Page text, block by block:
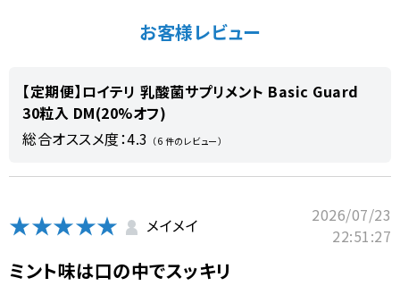
お客様レビュー
【定期便】ロイテリ 乳酸菌サプリメント Basic Guard
30粒入 DM(20%オフ)
総合オススメ度：4.3 （6 件のレビュー）
★★★★★ メイメイ
2026/07/23
22:51:27
ミント味は口の中でスッキリ